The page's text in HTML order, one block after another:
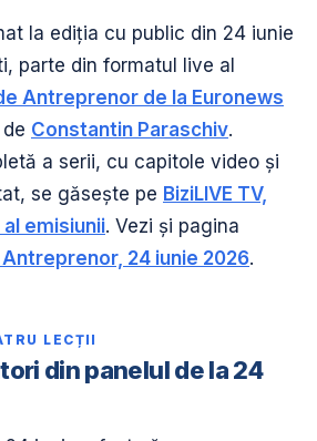
la ediția cu public din 24 iunie
parte din formatul live al
Antreprenor de la Euronews
Constantin Paraschiv.
a serii, cu capitole video și
se găsește pe BiziLIVE TV,
emisiunii. Vezi și pagina
24 iunie 2026.
LECȚII
din panelul de la 24